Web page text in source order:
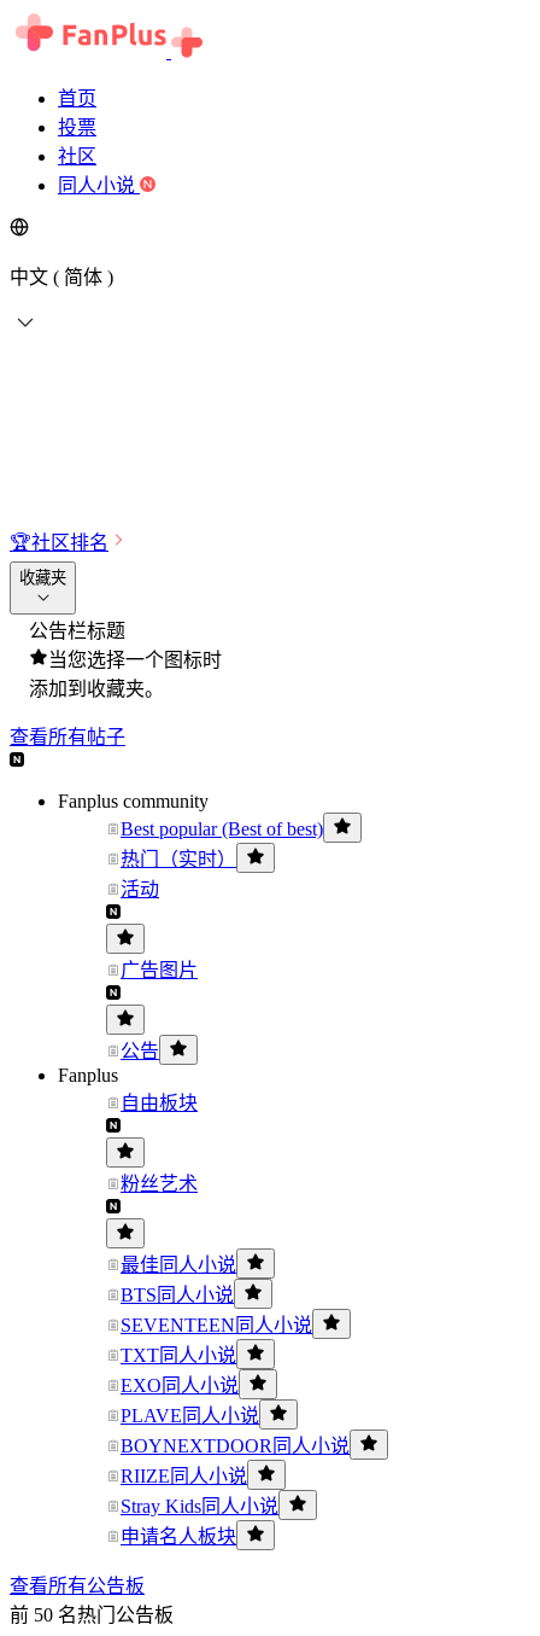
首页
投票
社区
同人小说
中文 ( 简体 )
🏆社区排名
收藏夹
公告栏标题
当您选择一个图标时
添加到收藏夹。
查看所有帖子
Fanplus community
Best popular (Best of best)
热门（实时）
活动
广告图片
公告
Fanplus
自由板块
粉丝艺术
最佳同人小说
BTS同人小说
SEVENTEEN同人小说
TXT同人小说
EXO同人小说
PLAVE同人小说
BOYNEXTDOOR同人小说
RIIZE同人小说
Stray Kids同人小说
申请名人板块
查看所有公告板
前 50 名热门公告板